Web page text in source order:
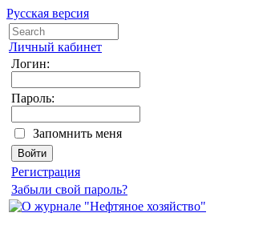
Русская версия
Личный кабинет
Логин:
Пароль:
Запомнить меня
Регистрация
Забыли свой пароль?